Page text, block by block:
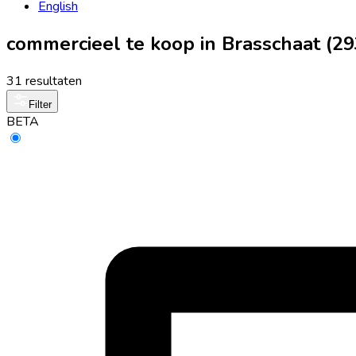
English
commercieel te koop in Brasschaat
31 resultaten
Filter
BETA